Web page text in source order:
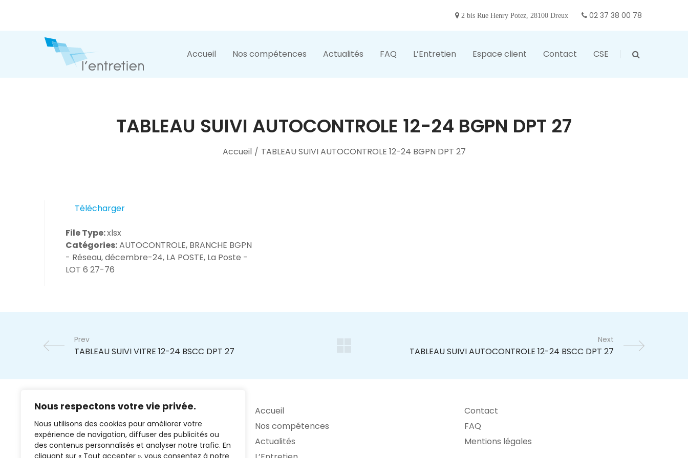
Nous respectons votre vie privée.
Nous utilisons des cookies pour améliorer votre
expérience de navigation, diffuser des publicités ou
des contenus personnalisés et analyser notre trafic. En
cliquant sur « Tout accepter », vous consentez à notre
2 bis Rue Henry Potez, 28100 Dreux 02 37 38 00 78
Accueil Nos compétences Actualités FAQ L’Entretien Espace client Contact CSE
TABLEAU SUIVI AUTOCONTROLE 12-24 BGPN DPT 27
Accueil / TABLEAU SUIVI AUTOCONTROLE 12-24 BGPN DPT 27
Télécharger
File Type:xlsx
Catégories:AUTOCONTROLE, BRANCHE BGPN
- Réseau, décembre-24, LA POSTE, La Poste -
LOT 6 27-76
Prev Next
Accueil
Nos compétences
Actualités
Contact
FAQ
Mentions légales